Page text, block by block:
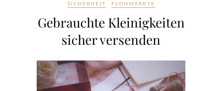
SICHERHEIT FLOHMÄRKTE
Gebrauchte Kleinigkeiten
sicher versenden